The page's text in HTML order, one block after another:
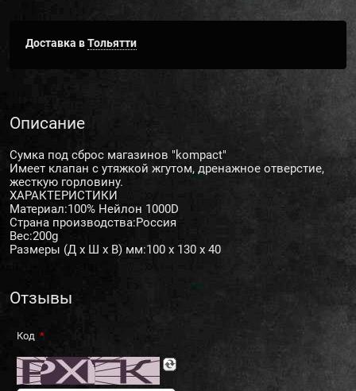
Доставка вТольятти
Описание
Сумка под сброс магазинов "kompact"
Имеет клапан с утяжкой жгутом, дренажное отверстие,
жесткую горловину.
ХАРАКТЕРИСТИКИ
Материал:100% Нейлон 1000D
Страна производства:Россия
Вес:200g
Размеры (Д x Ш x В) мм:100 x 130 x 40
Отзывы
Код